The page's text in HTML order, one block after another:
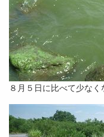
８月５日に比べて少なく